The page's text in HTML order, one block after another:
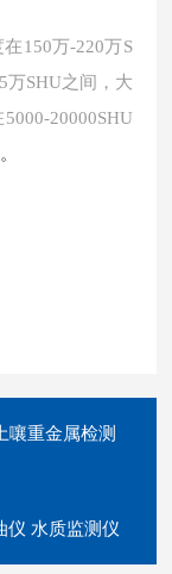
在150万-220万S
万SHU之间，大
20000SHU
。
嚷重金属检测
仪 水质监测仪